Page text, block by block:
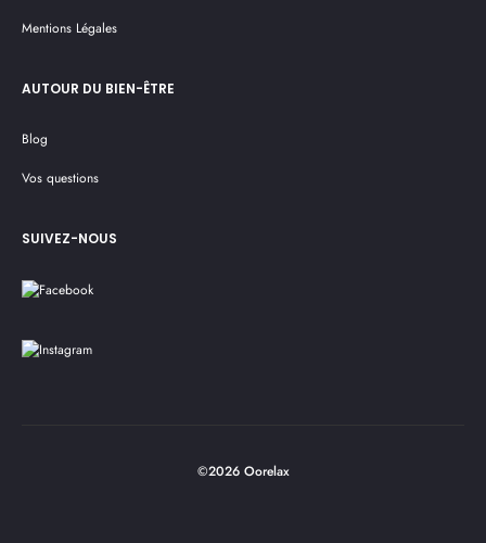
Mentions Légales
AUTOUR DU BIEN-ÊTRE
Blog
Vos questions
SUIVEZ-NOUS
©2026 Oorelax